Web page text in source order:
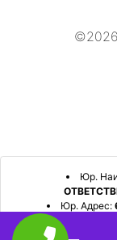
©2026
Юр.
Юр. Адрес:
р-н